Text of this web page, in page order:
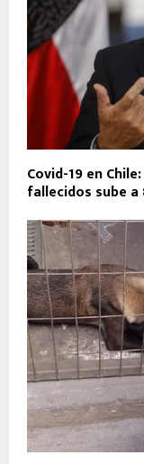
Covid-19 en
fallecidos sube a